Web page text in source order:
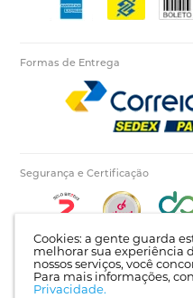
Cookies: a gente guarda
melhorar sua experiência
nossos serviços, você
Para mais informações,
Privacidade.
Formas de Entrega
Segurança e Certificação
Autopecas Tiete LTDA - CNPJ:
Londrina - PR | CEP: